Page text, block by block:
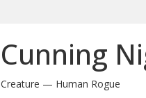
Cunning
Creature — Human Rogue